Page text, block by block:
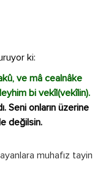
ki:
ve mâ cealnâke
bi vekîl(vekîlin).
Seni onların üzerine
değilsin.
muhafız tayin